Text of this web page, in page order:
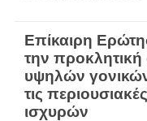
Επίκαιρη
την
υψηλών
τις
ισχυρών